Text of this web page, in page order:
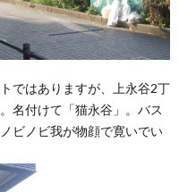
ではありますが、上永谷2丁
名付けて「猫永谷」。バス
ビノビ我が物顔で寛いでい